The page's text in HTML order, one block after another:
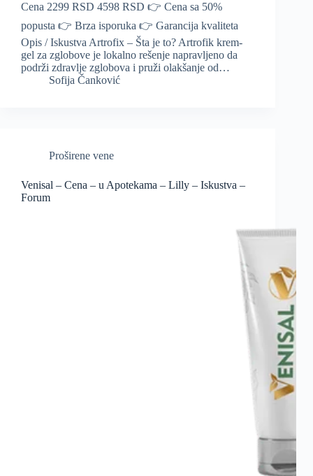
Cena 2299 RSD 4598 RSD 👉 Cena sa 50%
popusta 👉 Brza isporuka 👉 Garancija kvaliteta
Opis / Iskustva Artrofix – Šta je to? Artrofik krem-
gel za zglobove je lokalno rešenje napravljeno da
podrži zdravlje zglobova i pruži olakšanje od…
Sofija Čanković
Proširene vene
Venisal – Cena – u Apotekama – Lilly – Iskustva –
Forum